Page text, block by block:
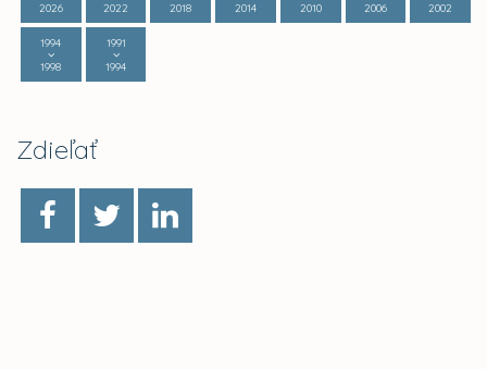
2026
2022
2018
2014
2010
2006
2002
1994
1998
1991
1994
Zdieľať